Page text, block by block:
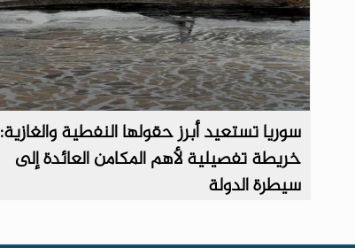
سوريا تستعيد أبرز حقولها النفطية والغازية:
خريطة تفصيلية لأهم المكامن العائدة إلى
سيطرة الدولة